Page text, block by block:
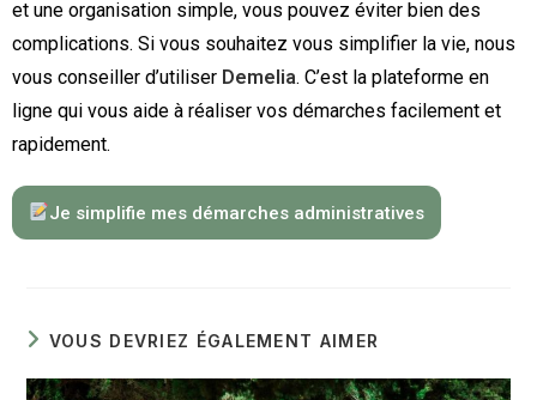
et une organisation simple, vous pouvez éviter bien des
complications. Si vous souhaitez vous simplifier la vie, nous
vous conseiller d’utiliser Demelia. C’est la plateforme en
ligne qui vous aide à réaliser vos démarches facilement et
rapidement.
Je simplifie mes démarches administratives
VOUS DEVRIEZ ÉGALEMENT AIMER